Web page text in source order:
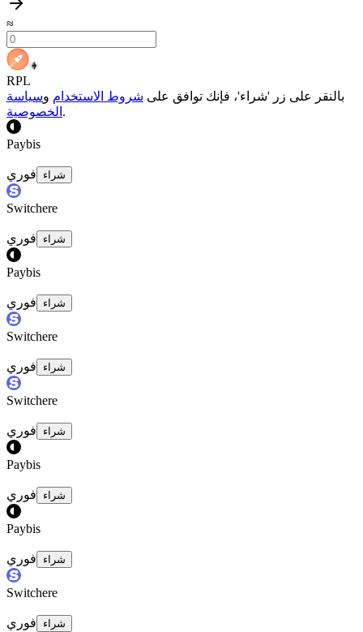
≈
RPL
بالنقر على زر 'شراء'، فإنك توافق على شروط الاستخدام وسياسة
الخصوصية .
Paybis
فوري شراء
Switchere
فوري شراء
Paybis
فوري شراء
Switchere
فوري شراء
Switchere
فوري شراء
Paybis
فوري شراء
Paybis
فوري شراء
Switchere
فوري شراء